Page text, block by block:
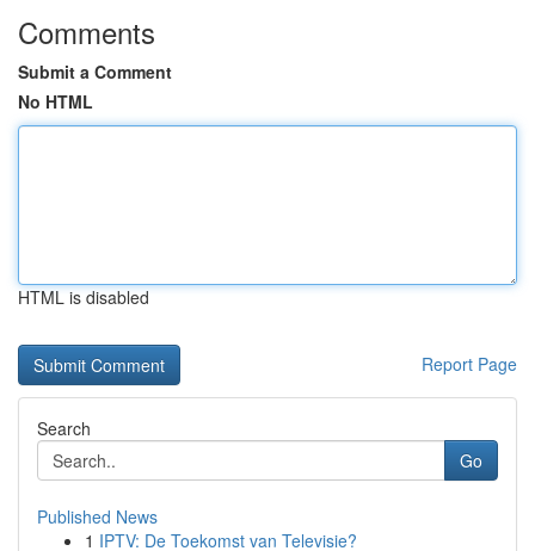
Comments
Submit a Comment
No HTML
HTML is disabled
Report Page
Search
Go
Published News
1 IPTV: De Toekomst van Televisie?